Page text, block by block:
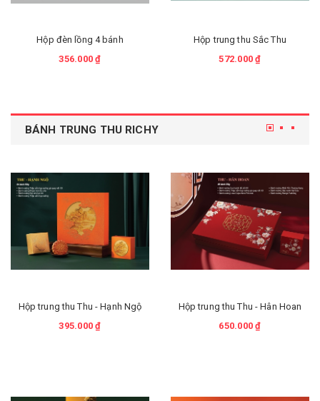
Hộp đèn lồng 4 bánh
356.000 ₫
Hộp trung thu Sắc Thu
572.000 ₫
BÁNH TRUNG THU RICHY
Hộp trung thu Thu - Hạnh Ngộ
395.000 ₫
Hộp trung thu Thu - Hân Hoan
650.000 ₫